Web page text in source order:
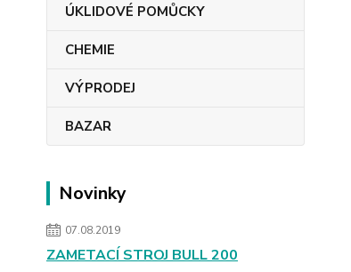
ÚKLIDOVÉ POMŮCKY
CHEMIE
VÝPRODEJ
BAZAR
Novinky
07.08.2019
ZAMETACÍ STROJ BULL 200